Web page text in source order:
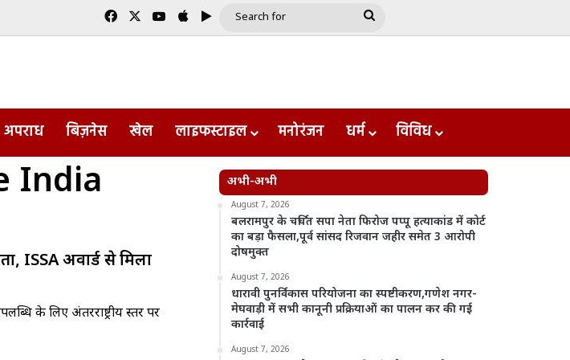
FacebookYouTube
AppleGoogle Play
Search
अपराध बिज़नेस खेल लाइफस्टाइल मनोरंजन धर्म विविध
India
ISSA अवार्ड से मिला
के लिए अंतरराष्ट्रीय स्तर पर
अभी-अभी
August 7, 2026
बलरामपुर के चर्चित सपा नेता फिरोज पप्पू हत्याकांड में कोर्ट
का बड़ा फैसला,पूर्व सांसद रिजवान जहीर समेत 3 आरोपी
दोषमुक्त
August 7, 2026
धारावी पुनर्विकास परियोजना का स्पष्टीकरण,गणेश नगर-
मेघवाड़ी में सभी कानूनी प्रक्रियाओं का पालन कर की गई
कार्रवाई
August 7, 2026